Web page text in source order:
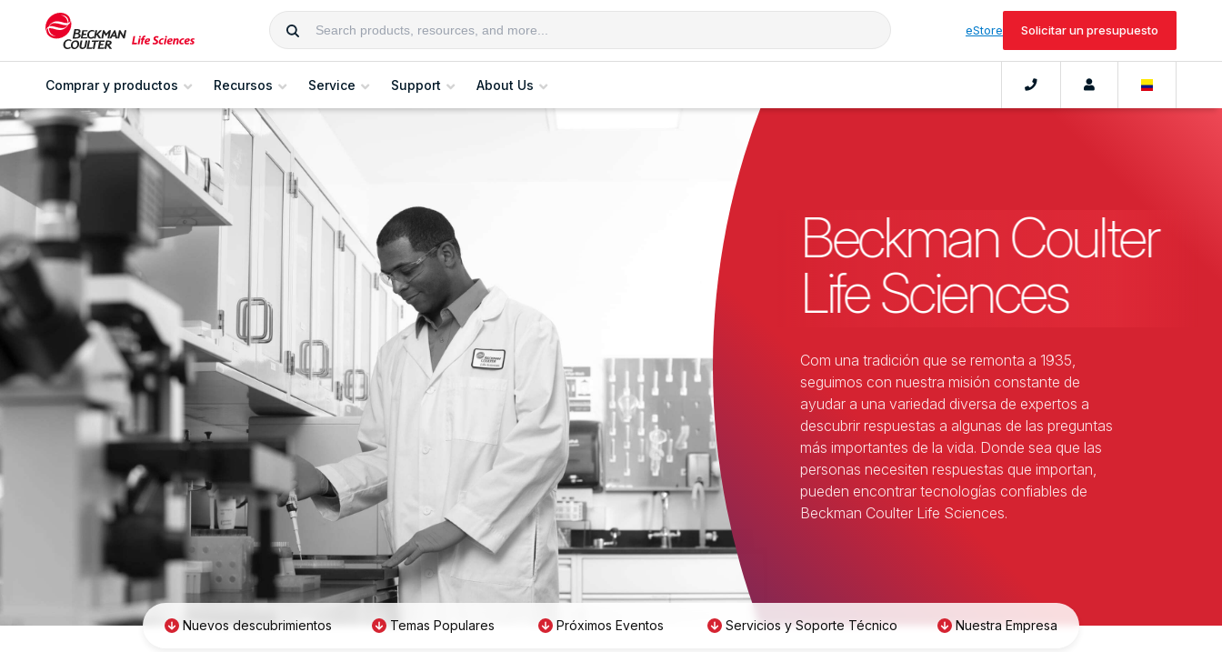
eStore Solicitar un presupuesto
Comprar y productos Recursos Service Support About Us
Beckman Coulter
Life Sciences
Com una tradición que se remonta a 1935,
seguimos con nuestra misión constante de
ayudar a una variedad diversa de expertos a
descubrir respuestas a algunas de las preguntas
más importantes de la vida. Donde sea que las
personas necesiten respuestas que importan,
pueden encontrar tecnologías confiables de
Beckman Coulter Life Sciences.
Nuevos descubrimientos Temas Populares Próximos Eventos Servicios y Soporte Técnico Nuestra Empresa